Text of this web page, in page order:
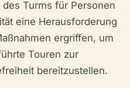
Turms für Personen
eine Herausforderung
ergriffen, um
Touren zur
bereitzustellen.